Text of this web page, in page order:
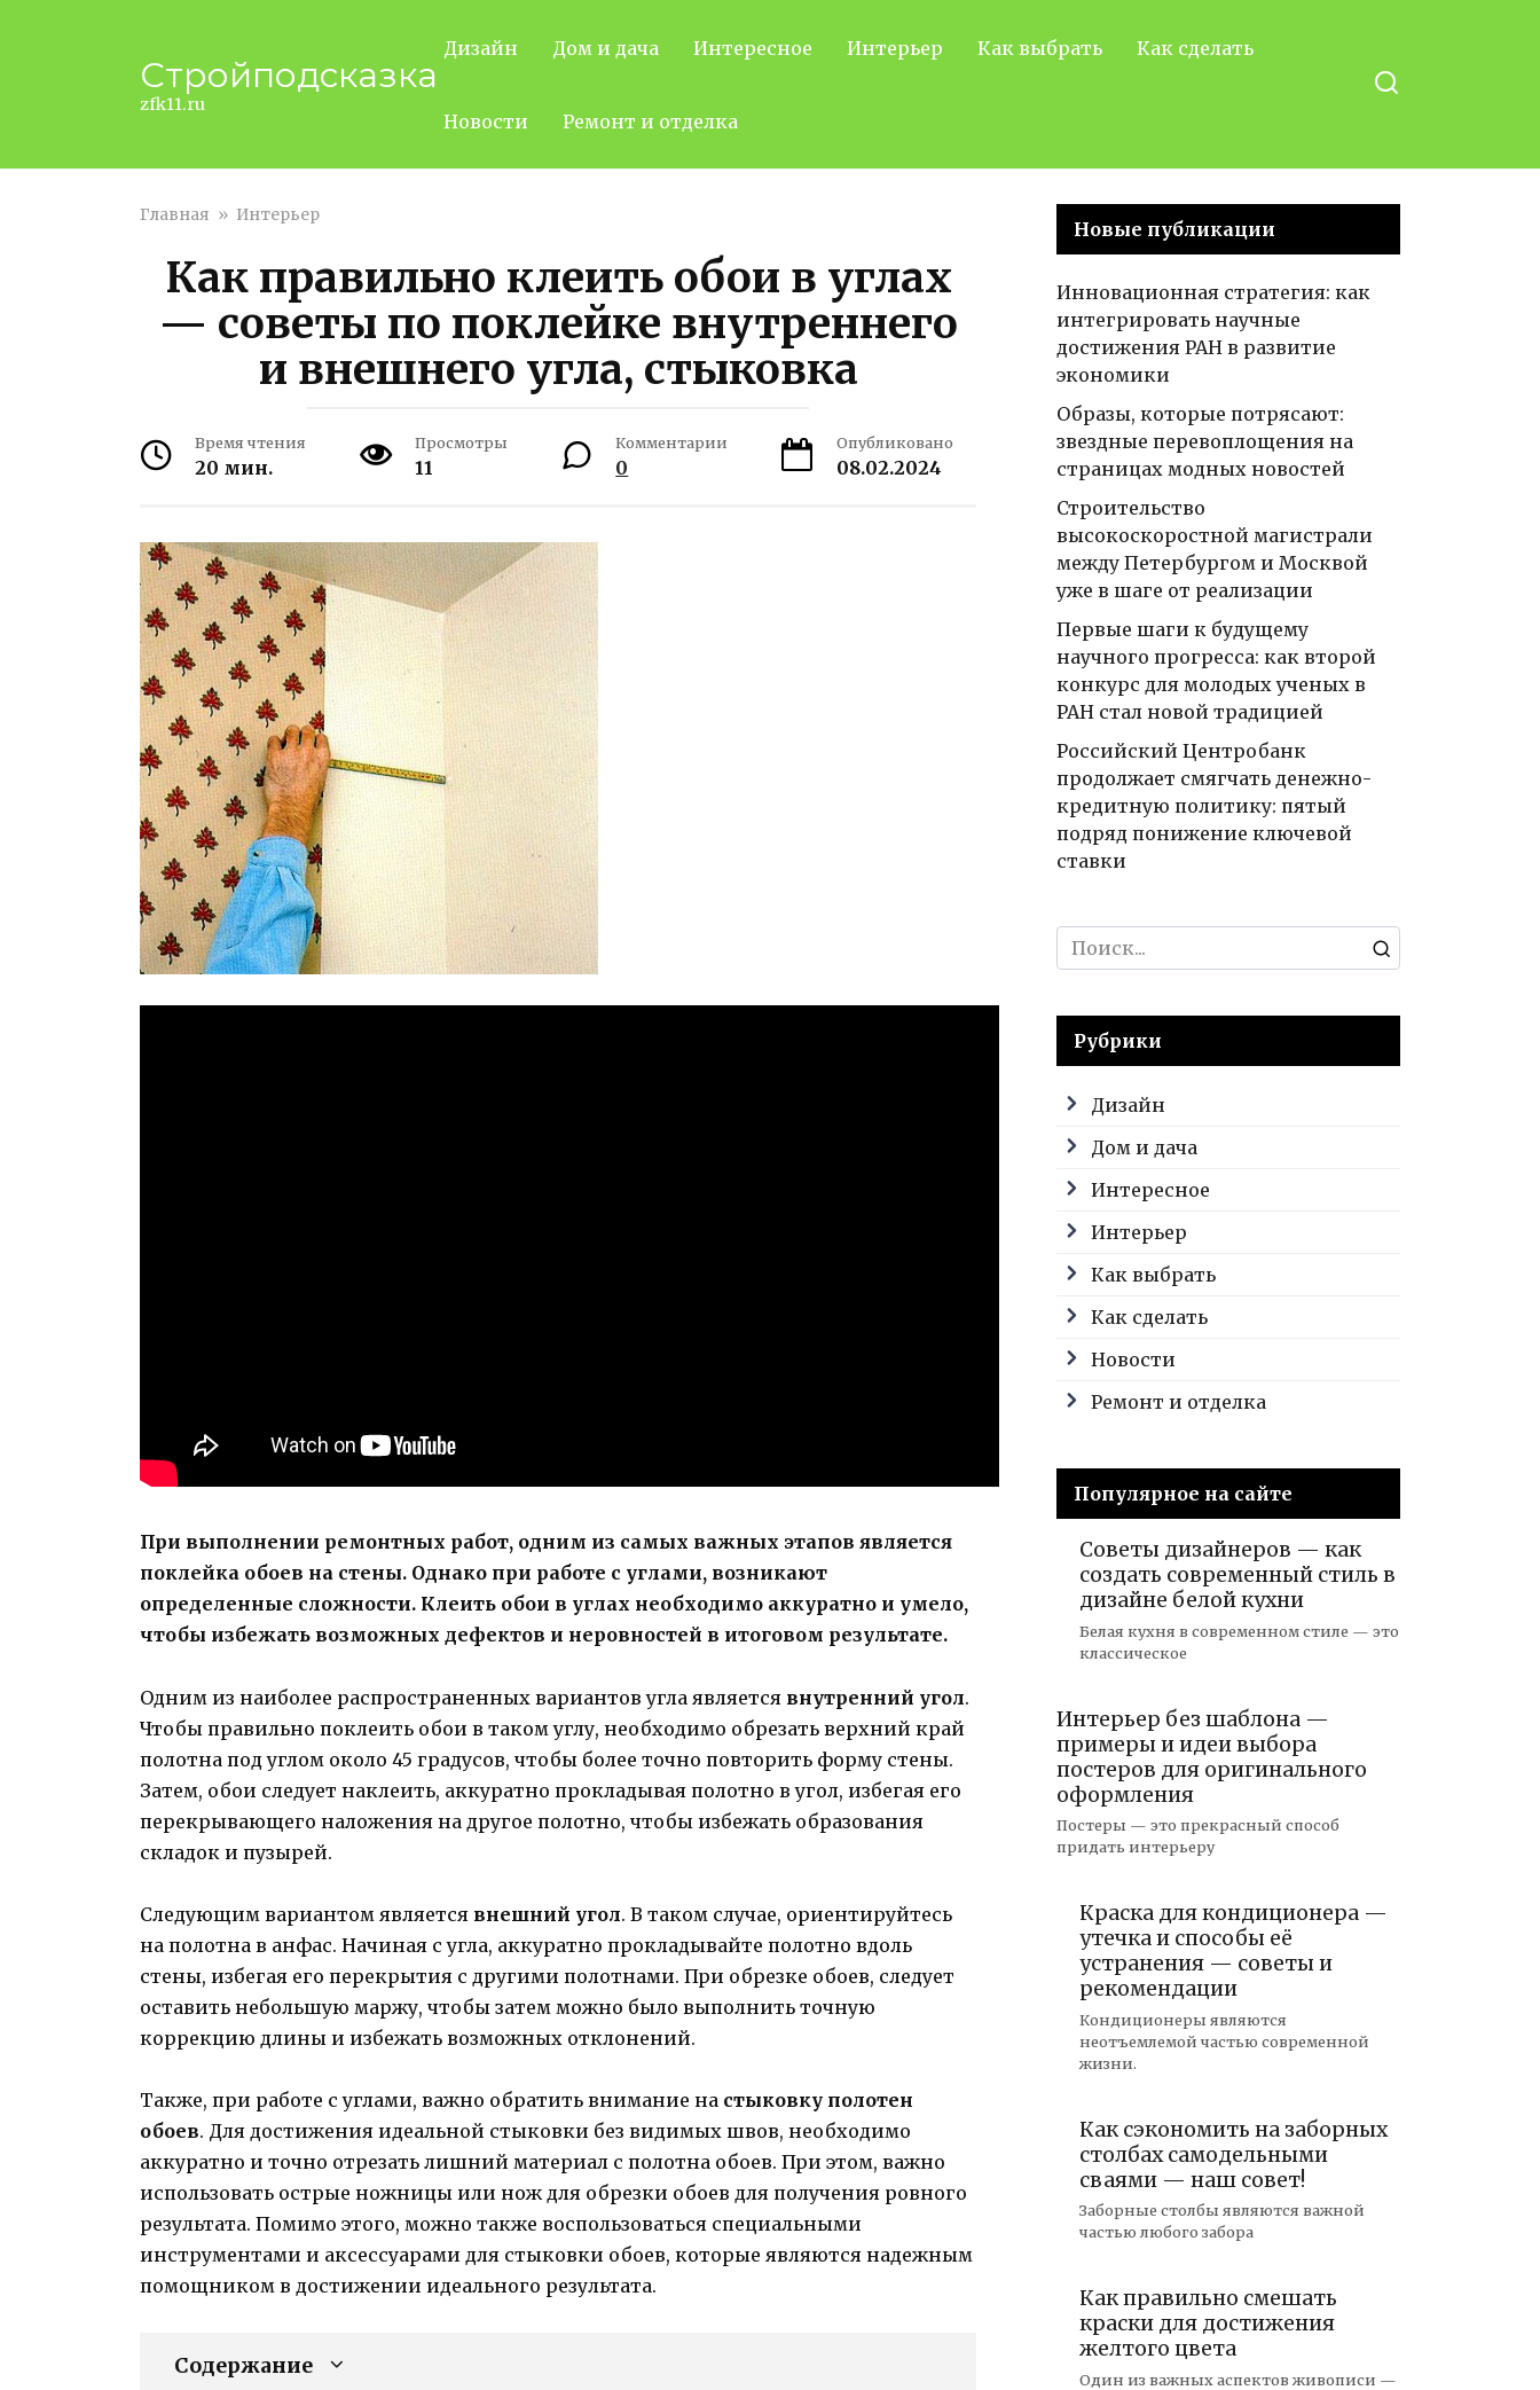
Стройподсказка
zfk11.ru
Дизайн Дом и дача Интересное Интерьер Как выбрать Как сделать
Новости Ремонт и отделка
Главная » Интерьер
Как правильно клеить обои в углах
— советы по поклейке внутреннего
и внешнего угла, стыковка
Время чтения
20 мин.
Просмотры
11
Комментарии
0
Опубликовано
08.02.2024
При выполнении ремонтных работ, одним из самых важных этапов является
поклейка обоев на стены. Однако при работе с углами, возникают
определенные сложности. Клеить обои в углах необходимо аккуратно и умело,
чтобы избежать возможных дефектов и неровностей в итоговом результате.
Одним из наиболее распространенных вариантов угла является внутренний угол.
Чтобы правильно поклеить обои в таком углу, необходимо обрезать верхний край
полотна под углом около 45 градусов, чтобы более точно повторить форму стены.
Затем, обои следует наклеить, аккуратно прокладывая полотно в угол, избегая его
перекрывающего наложения на другое полотно, чтобы избежать образования
складок и пузырей.
Следующим вариантом является внешний угол. В таком случае, ориентируйтесь
на полотна в анфас. Начиная с угла, аккуратно прокладывайте полотно вдоль
стены, избегая его перекрытия с другими полотнами. При обрезке обоев, следует
оставить небольшую маржу, чтобы затем можно было выполнить точную
коррекцию длины и избежать возможных отклонений.
Также, при работе с углами, важно обратить внимание на стыковку полотен
обоев. Для достижения идеальной стыковки без видимых швов, необходимо
аккуратно и точно отрезать лишний материал с полотна обоев. При этом, важно
использовать острые ножницы или нож для обрезки обоев для получения ровного
результата. Помимо этого, можно также воспользоваться специальными
инструментами и аксессуарами для стыковки обоев, которые являются надежным
помощником в достижении идеального результата.
Содержание
Новые публикации
Инновационная стратегия: как
интегрировать научные
достижения РАН в развитие
экономики
Образы, которые потрясают:
звездные перевоплощения на
страницах модных новостей
Строительство
высокоскоростной магистрали
между Петербургом и Москвой
уже в шаге от реализации
Первые шаги к будущему
научного прогресса: как второй
конкурс для молодых ученых в
РАН стал новой традицией
Российский Центробанк
продолжает смягчать денежно-
кредитную политику: пятый
подряд понижение ключевой
ставки
Search
for:
Рубрики
Дизайн
Дом и дача
Интересное
Интерьер
Как выбрать
Как сделать
Новости
Ремонт и отделка
Популярное на сайте
Советы дизайнеров — как
создать современный стиль в
дизайне белой кухни
Белая кухня в современном стиле — это
классическое
Интерьер без шаблона —
примеры и идеи выбора
постеров для оригинального
оформления
Постеры — это прекрасный способ
придать интерьеру
Краска для кондиционера —
утечка и способы её
устранения — советы и
рекомендации
Кондиционеры являются
неотъемлемой частью современной
жизни.
Как сэкономить на заборных
столбах самодельными
сваями — наш совет!
Заборные столбы являются важной
частью любого забора
Как правильно смешать
краски для достижения
желтого цвета
Один из важных аспектов живописи —